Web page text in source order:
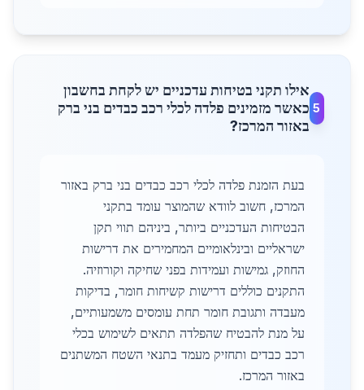
5
אילו תקני בטיחות עדכניים יש לקחת בחשבון
כאשר מזמינים פלדה לכלי רכב כבדים בני ברק
באזור המרכז?
בעת הזמנת פלדה לכלי רכב כבדים בני ברק באזור
המרכז, חשוב לוודא שהמוצר עומד בתקני
הבטיחות העדכניים ביותר, ביניהם תווי תקן
ישראליים ובינלאומיים המחמירים את דרישות
החוזק, גמישות ועמידות בפני שחיקה וקורוזיה.
התקנים כוללים דרישות קשיחות חומר, בדיקות
מעבדה ותגובת חומר תחת עומסים משמעותיים,
על מנת להבטיח שהפלדה תתאים לשימוש בכלי
רכב כבדים ותחזיק מעמד בתנאי השטח המשתנים
באזור המרכז.